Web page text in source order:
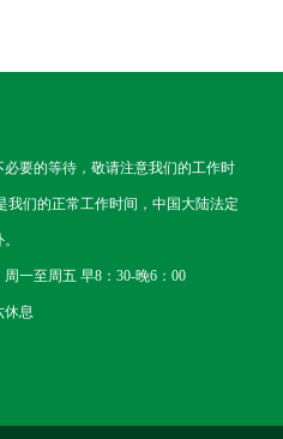
必要的等待，敬请注意我们的工作时
我们的正常工作时间，中国大陆法定
一至周五 早8：30-晚6：00
休息